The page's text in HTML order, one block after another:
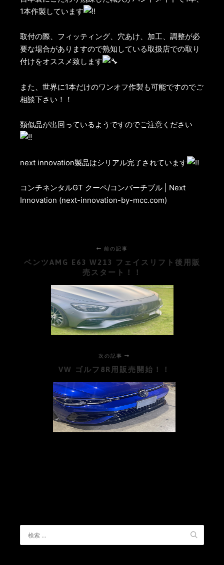
1本作製しています
取付の際、フィッティング、穴あけ、加工、調整が必
要な場合がありますので熟知している取扱店での取り
付けをオススメ致します
また、世界に1本だけのワンオフ作製も可能ですのでご
相談下さい！！
類似品が出回っているようですのでご注意ください
next innovation製品はシリアル完了されています
コンチネンタルGT クーペ/コンバーチブル | Next
Innovation (next-innovation-by-mcc.com)
前の記事
ベンツAMG E63 W213 フェイスリフト後用販
売スタート！！
次の記事
VW ゴルフ8R用販売開始！！